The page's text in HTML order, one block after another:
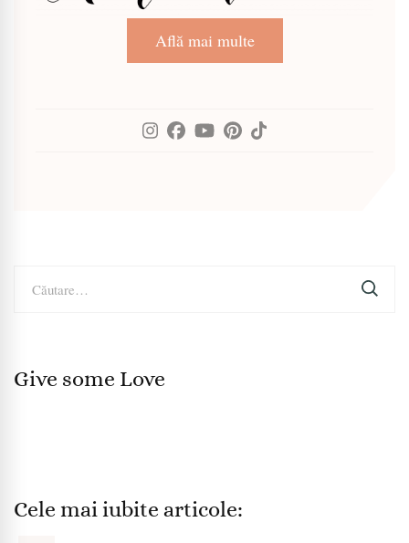
Află mai multe
după:
Give some Love
Cele mai iubite articole: